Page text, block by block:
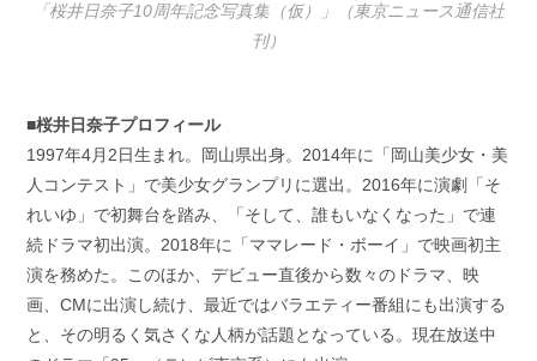
「桜井日奈子10周年記念写真集（仮）」（東京ニュース通信社
刊）
■桜井日奈子プロフィール
1997年4月2日生まれ。岡山県出身。2014年に「岡山美少女・美
人コンテスト」で美少女グランプリに選出。2016年に演劇「そ
れいゆ」で初舞台を踏み、「そして、誰もいなくなった」で連
続ドラマ初出演。2018年に「ママレード・ボーイ」で映画初主
演を務めた。このほか、デビュー直後から数々のドラマ、映
画、CMに出演し続け、最近ではバラエティー番組にも出演する
と、その明るく気さくな人柄が話題となっている。現在放送中